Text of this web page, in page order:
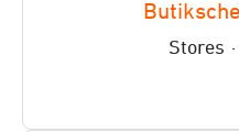
Stores ·